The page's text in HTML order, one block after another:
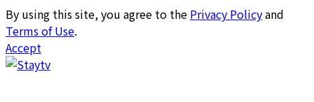
By using this site, you agree to the Privacy Policyand
Terms of Use.
Accept